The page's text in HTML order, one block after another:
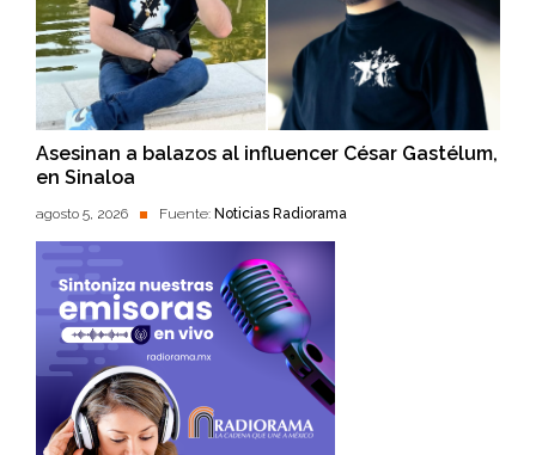
Asesinan a balazos al influencer César Gastélum,
en Sinaloa
agosto 5, 2026 Fuente: Noticias Radiorama